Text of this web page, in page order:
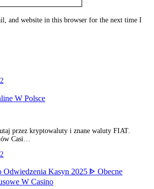
and website in this browser for the next time I
W Polsce
przez kryptowaluty i znane waluty FIAT.
Casi…
Kasyn 2025 ᐈ Obecne
W Casino